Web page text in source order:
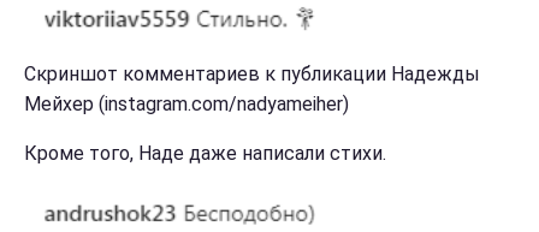
Скриншот комментариев к публикации Надежды
Мейхер (instagram.com/nadyameiher)
Кроме того, Наде даже написали стихи.